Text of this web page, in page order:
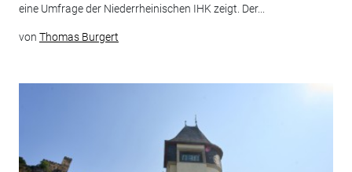
eine Umfrage der Niederrheinischen IHK zeigt. Der...
von Thomas Burgert